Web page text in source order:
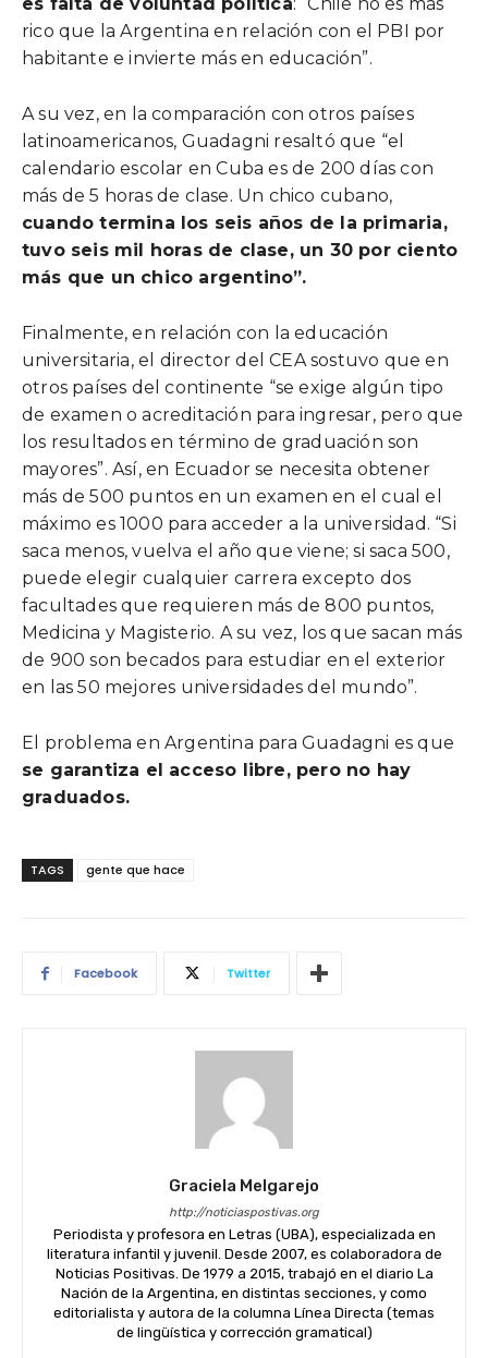
es falta de voluntad política: “Chile no es más
rico que la Argentina en relación con el PBI por
habitante e invierte más en educación”.
A su vez, en la comparación con otros países
latinoamericanos, Guadagni resaltó que “el
calendario escolar en Cuba es de 200 días con
más de 5 horas de clase. Un chico cubano,
cuando termina los seis años de la primaria,
tuvo seis mil horas de clase, un 30 por ciento
más que un chico argentino”.
Finalmente, en relación con la educación
universitaria, el director del CEA sostuvo que en
otros países del continente “se exige algún tipo
de examen o acreditación para ingresar, pero que
los resultados en término de graduación son
mayores”. Así, en Ecuador se necesita obtener
más de 500 puntos en un examen en el cual el
máximo es 1000 para acceder a la universidad. “Si
saca menos, vuelva el año que viene; si saca 500,
puede elegir cualquier carrera excepto dos
facultades que requieren más de 800 puntos,
Medicina y Magisterio. A su vez, los que sacan más
de 900 son becados para estudiar en el exterior
en las 50 mejores universidades del mundo”.
El problema en Argentina para Guadagni es que
se garantiza el acceso libre, pero no hay
graduados.
TAGS gente que hace
Facebook Twitter
Graciela Melgarejo
http://noticiaspostivas.org
Periodista y profesora en Letras (UBA), especializada en
literatura infantil y juvenil. Desde 2007, es colaboradora de
Noticias Positivas. De 1979 a 2015, trabajó en el diario La
Nación de la Argentina, en distintas secciones, y como
editorialista y autora de la columna Línea Directa (temas
de lingüística y corrección gramatical)